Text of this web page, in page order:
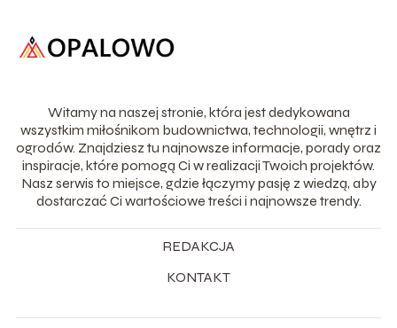
Witamy na naszej stronie, która jest dedykowana
wszystkim miłośnikom budownictwa, technologii, wnętrz i
ogrodów. Znajdziesz tu najnowsze informacje, porady oraz
inspiracje, które pomogą Ci w realizacji Twoich projektów.
Nasz serwis to miejsce, gdzie łączymy pasję z wiedzą, aby
dostarczać Ci wartościowe treści i najnowsze trendy.
REDAKCJA
KONTAKT